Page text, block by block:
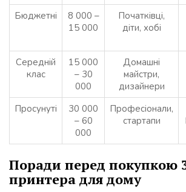
Бюджетні
8 000 –
15 000
Початківці,
діти, хобі
Середній
клас
15 000
– 30
000
Домашні
майстри,
дизайнери
Просунуті
30 000
– 60
000
Професіонали,
стартапи
Поради перед покупкою
принтера для дому